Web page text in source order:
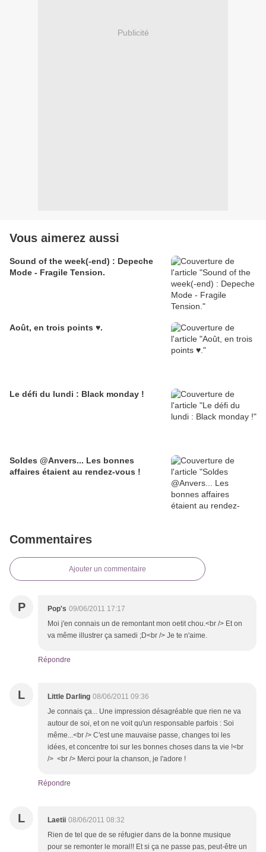
Publicité
Vous aimerez aussi
Sound of the week(-end) : Depeche
Mode - Fragile Tension.
Août, en trois points ♥.
Le défi du lundi : Black monday !
Soldes @Anvers... Les bonnes
affaires étaient au rendez-vous !
Commentaires
Ajouter un commentaire
P Pop's 09/06/2011 17:17
Moi j'en connais un de remontant mon oetit chou.<br /> Et on
va même illustrer ça samedi ;D<br /> Je te n'aime.
Répondre
L Little Darling 08/06/2011 09:36
Je connais ça... Une impression désagréable que rien ne va
autour de soi, et on ne voit qu'un responsable parfois : Soi
même...<br /> C'est une mauvaise passe, changes toi les
idées, et concentre toi sur les bonnes choses dans ta vie !<br
/> <br /> Merci pour la chanson, je l'adore !
Répondre
L Laetii 08/06/2011 08:32
Rien de tel que de se réfugier dans de la bonne musique
pour se remonter le moral!! Et si ça ne passe pas, peut-être un